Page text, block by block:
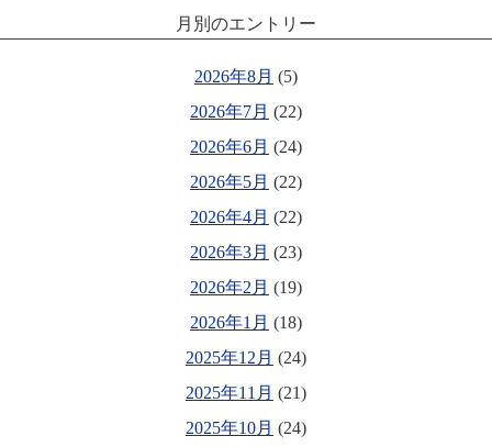
月別のエントリー
2026年8月 (5)
2026年7月 (22)
2026年6月 (24)
2026年5月 (22)
2026年4月 (22)
2026年3月 (23)
2026年2月 (19)
2026年1月 (18)
2025年12月 (24)
2025年11月 (21)
2025年10月 (24)